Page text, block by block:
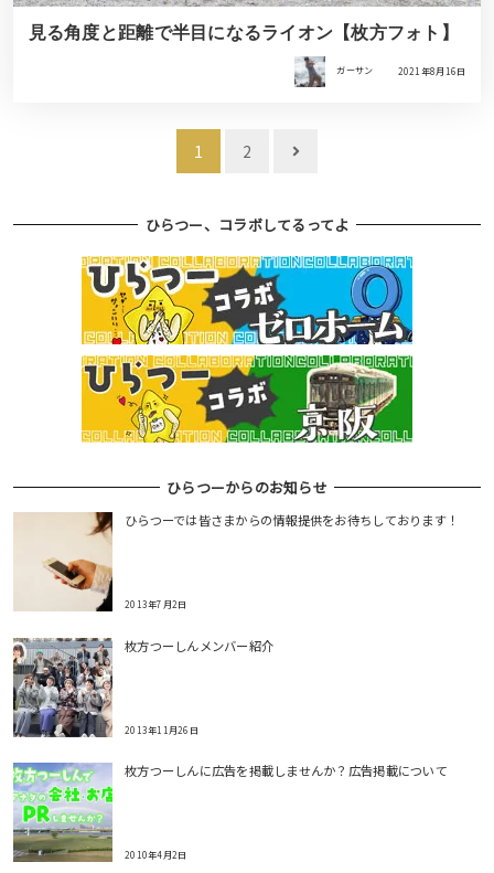
見る角度と距離で半目になるライオン【枚方フォト】
ガーサン 2021年8月16日
ビ
1 2
ひらつー、コラボしてるってよ
ひらつーからのお知らせ
ひらつーでは皆さまからの情報提供をお待ちしております！
2013年7月2日
枚方つーしんメンバー紹介
2013年11月26日
枚方つーしんに広告を掲載しませんか？広告掲載について
2010年4月2日